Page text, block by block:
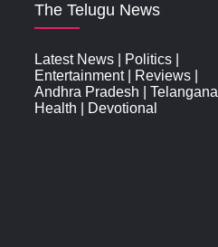
The Telugu News
Latest News Politics
Entertainment| Reviews
Andhra Pradesh
Telangana
Health
Devotional